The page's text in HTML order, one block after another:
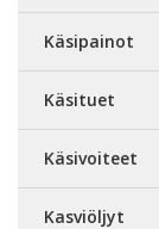
Käsipainot
Käsituet
Käsivoiteet
Kasviöljyt